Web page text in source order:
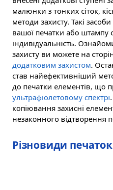
малюнки з тонких сіток,
методи захисту. Такі
вашої печатки або штампу
індивідуальність.
захисту ви можете на
додатковим захистом.
став найефективніший
до печатки елементів, що
ультрафіолетовому спектрі
копіювання захисні
незаконного відтворення
Різновиди печаток